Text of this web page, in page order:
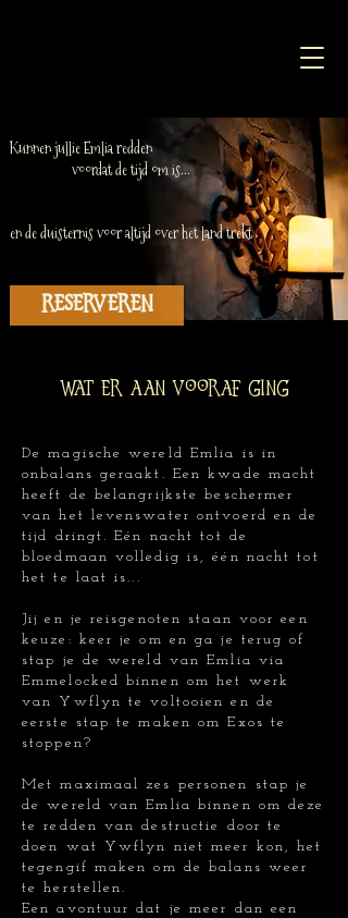
Kunnen jullie Emlia redden
voordat de tijd om is...
en de duisternis voor altijd over het land trekt
Reserveren
Wat er aan vooraf ging
De magische wereld Emlia is in
onbalans geraakt. Een kwade macht
heeft de belangrijkste beschermer
van het levenswater ontvoerd en de
tijd dringt. Eén nacht tot de
bloedmaan volledig is, één nacht tot
het te laat is...
Jij en je reisgenoten staan voor een
keuze: keer je om en ga je terug of
stap je de wereld van Emlia via
Emmelocked binnen om het werk
van Ywflyn te voltooien en de
eerste stap te maken om Exos te
stoppen?
Met maximaal zes personen stap je
de wereld van Emlia binnen om deze
te redden van destructie door te
doen wat Ywflyn niet meer kon, het
tegengif maken om de balans weer
te herstellen.
Een avontuur dat je meer dan een